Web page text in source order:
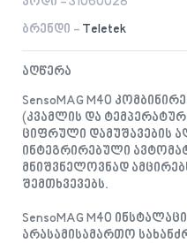
ბრენდი - Teletek
აღწერა
SensoMAG M40
(კვამლის და
ციფრული დამუშავების
ინტეგრირებული
მნიშვნელოვნად
შემთხვევებს.
SensoMAG M40
არასამისამართო